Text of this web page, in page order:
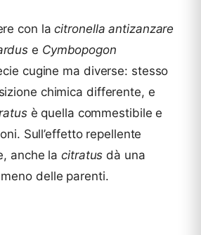
con lacitronella antizanzare
e Cymbopogon
cugine ma diverse: stesso
chimica differente, e
è quella commestibile e
Sull’effetto repellente
anche lacitratus dà una
delle parenti.